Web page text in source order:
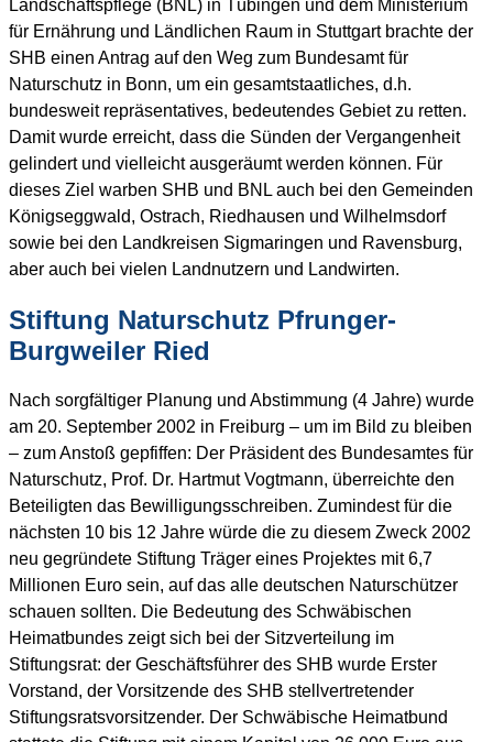
Landschaftspflege (BNL) in Tübingen und dem Ministerium
für Ernährung und Ländlichen Raum in Stuttgart brachte der
SHB einen Antrag auf den Weg zum Bundesamt für
Naturschutz in Bonn, um ein gesamtstaatliches, d.h.
bundesweit repräsentatives, bedeutendes Gebiet zu retten.
Damit wurde erreicht, dass die Sünden der Vergangenheit
gelindert und vielleicht ausgeräumt werden können. Für
dieses Ziel warben SHB und BNL auch bei den Gemeinden
Königseggwald, Ostrach, Riedhausen und Wilhelmsdorf
sowie bei den Landkreisen Sigmaringen und Ravensburg,
aber auch bei vielen Landnutzern und Landwirten.
Stiftung Naturschutz Pfrunger-
Burgweiler Ried
Nach sorgfältiger Planung und Abstimmung (4 Jahre) wurde
am 20. September 2002 in Freiburg – um im Bild zu bleiben
– zum Anstoß gepfiffen: Der Präsident des Bundesamtes für
Naturschutz, Prof. Dr. Hartmut Vogtmann, überreichte den
Beteiligten das Bewilligungsschreiben. Zumindest für die
nächsten 10 bis 12 Jahre würde die zu diesem Zweck 2002
neu gegründete Stiftung Träger eines Projektes mit 6,7
Millionen Euro sein, auf das alle deutschen Naturschützer
schauen sollten. Die Bedeutung des Schwäbischen
Heimatbundes zeigt sich bei der Sitzverteilung im
Stiftungsrat: der Geschäftsführer des SHB wurde Erster
Vorstand, der Vorsitzende des SHB stellvertretender
Stiftungsratsvorsitzender. Der Schwäbische Heimatbund